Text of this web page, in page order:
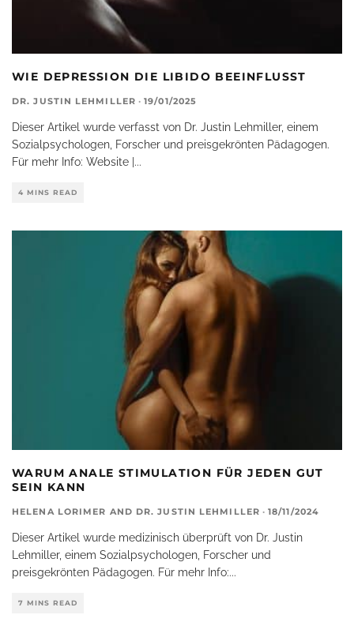
WIE DEPRESSION DIE LIBIDO BEEINFLUSST
DR. JUSTIN LEHMILLER · 19/01/2025
Dieser Artikel wurde verfasst von Dr. Justin Lehmiller, einem
Sozialpsychologen, Forscher und preisgekrönten Pädagogen.
Für mehr Info: Website | ...
4 MINS READ
WARUM ANALE STIMULATION FÜR JEDEN GUT
SEIN KANN
HELENA LORIMER AND DR. JUSTIN LEHMILLER · 18/11/2024
Dieser Artikel wurde medizinisch überprüft von Dr. Justin
Lehmiller, einem Sozialpsychologen, Forscher und
preisgekrönten Pädagogen. Für mehr Info:...
7 MINS READ